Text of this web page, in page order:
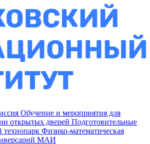
Обучение и мероприятия для
открытых дверей Подготовительные
технопарк Физико-математическая
МАИ